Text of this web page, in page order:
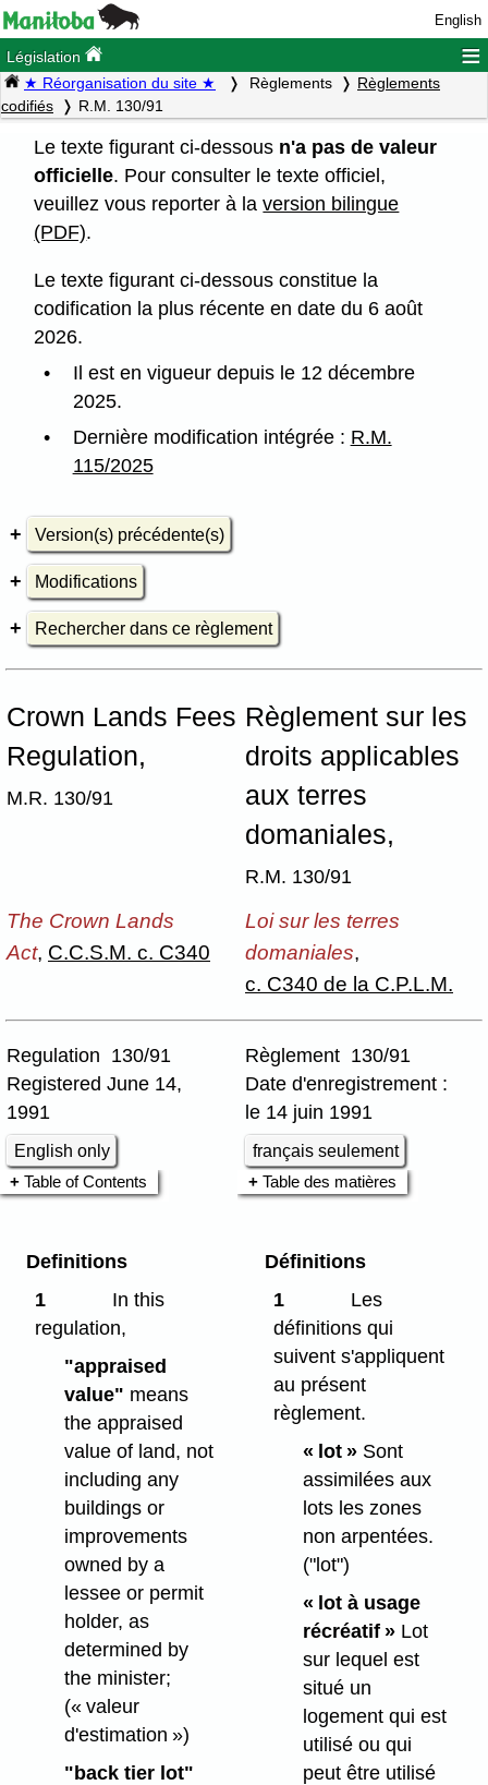
English
Législation ≡
★ Réorganisation du site ★ Règlements
Règlements
codifiés
R.M. 130/91
Le texte figurant ci-dessous n'a pas de valeur
officielle. Pour consulter le texte officiel,
veuillez vous reporter à laversion bilingue
(PDF).
Le texte figurant ci-dessous constitue la
codification la plus récente en date du 6 août
2026.
Il est en vigueur depuis le 12 décembre
2025.
Dernière modification intégrée : R.M.
115/2025
Version(s) précédente(s)
Modifications
Rechercher dans ce règlement
Crown Lands Fees
Regulation,
M.R. 130/91
Règlement sur les
droits applicables
aux terres
domaniales,
R.M. 130/91
The Crown Lands
Act, C.C.S.M. c. C340
Loi sur les terres
domaniales,
c. C340 de la C.P.L.M.
Regulation 130/91
Registered June 14,
1991
English only
Règlement 130/91
Date d'enregistrement :
le 14 juin 1991
français seulement
Table of Contents
Table des matières
Definitions
1
In this
regulation,
"appraised
value" means
the appraised
value of land, not
including any
buildings or
improvements
owned by a
lessee or permit
holder, as
determined by
the minister;
(« valeur
d'estimation »)
"back tier lot"
Définitions
1
Les
définitions qui
suivent s'appliquent
au présent
règlement.
« lot »Sont
assimilées aux
lots les zones
non arpentées.
("lot")
« lot à usage
récréatif »Lot
sur lequel est
situé un
logement qui est
utilisé ou qui
peut être utilisé